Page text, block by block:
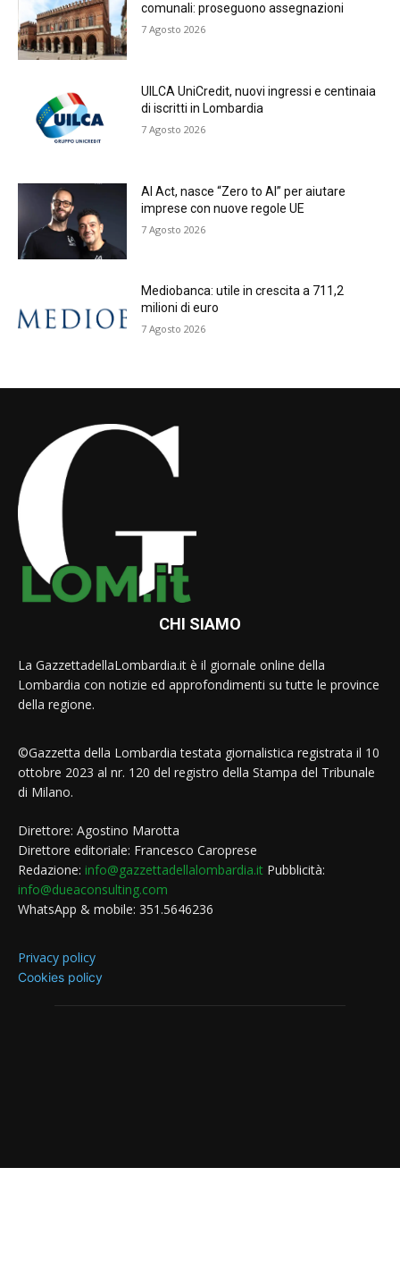
comunali: proseguono assegnazioni
7 Agosto 2026
UILCA UniCredit, nuovi ingressi e centinaia
di iscritti in Lombardia
7 Agosto 2026
AI Act, nasce “Zero to AI” per aiutare
imprese con nuove regole UE
7 Agosto 2026
Mediobanca: utile in crescita a 711,2
milioni di euro
7 Agosto 2026
CHI SIAMO
La GazzettadellaLombardia.it è il giornale online della
Lombardia con notizie ed approfondimenti su tutte le province
della regione.
©Gazzetta della Lombardia testata giornalistica registrata il 10
ottobre 2023 al nr. 120 del registro della Stampa del Tribunale
di Milano.
Direttore: Agostino Marotta
Direttore editoriale: Francesco Caroprese
Redazione: info@gazzettadellalombardia.it Pubblicità:
info@dueaconsulting.com
WhatsApp & mobile: 351.5646236
Privacy policy
Cookies policy